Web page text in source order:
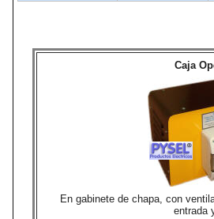
Caja
En gabinete de chapa, con
entrada